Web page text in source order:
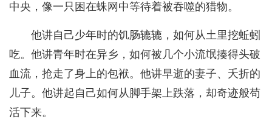
中央，像一只困在蛛网中等待着被吞噬的猎物。
他讲自己少年时的饥肠辘辘，如何从土里挖蚯蚓
吃。他讲青年时在异乡，如何被几个小流氓揍得头破
血流，抢走了身上的包袱。他讲早逝的妻子、夭折的
儿子。他讲起自己如何从脚手架上跌落，却奇迹般苟
活下来。